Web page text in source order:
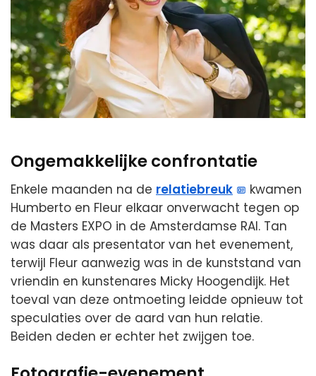
Ongemakkelijke confrontatie
Enkele maanden na de relatiebreuk
kwamen
Humberto en Fleur elkaar onverwacht tegen op
de Masters EXPO in de Amsterdamse RAI. Tan
was daar als presentator van het evenement,
terwijl Fleur aanwezig was in de kunststand van
vriendin en kunstenares Micky Hoogendijk. Het
toeval van deze ontmoeting leidde opnieuw tot
speculaties over de aard van hun relatie.
Beiden deden er echter het zwijgen toe.